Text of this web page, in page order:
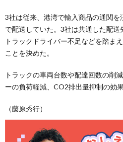
3社は従来、港湾で輸入商品の通関を
で配送していた。3社は共通した配
トラックドライバー不足などを踏ま
ことを決めた。
トラックの車両台数や配達回数の削
ーの負荷軽減、CO2排出量抑制の効
（藤原秀行）